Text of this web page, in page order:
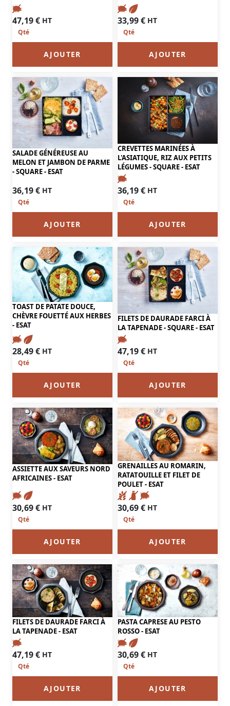
47,19€ HT
AJOUTER
33,99€ HT
AJOUTER
SALADE GÉNÉREUSE AU
MELON ET JAMBON DE PARME
- SQUARE - ESAT
36,19€ HT
AJOUTER
CREVETTES MARINÉES À
L'ASIATIQUE, RIZ AUX PETITS
LÉGUMES - SQUARE - ESAT
36,19€ HT
AJOUTER
TOAST DE PATATE DOUCE,
CHÈVRE FOUETTÉ AUX HERBES
- ESAT
28,49€ HT
AJOUTER
FILETS DE DAURADE FARCI À
LA TAPENADE - SQUARE - ESAT
47,19€ HT
AJOUTER
ASSIETTE AUX SAVEURS NORD
AFRICAINES - ESAT
30,69€ HT
AJOUTER
GRENAILLES AU ROMARIN,
RATATOUILLE ET FILET DE
POULET - ESAT
30,69€ HT
AJOUTER
FILETS DE DAURADE FARCI À
LA TAPENADE - ESAT
47,19€ HT
AJOUTER
PASTA CAPRESE AU PESTO
ROSSO - ESAT
30,69€ HT
AJOUTER